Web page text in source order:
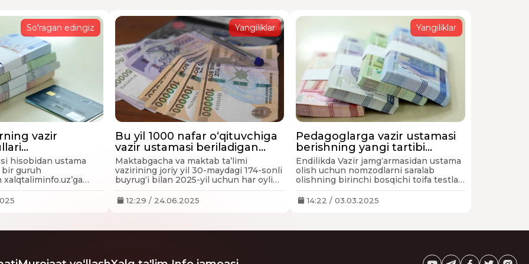
DIPRESSIYA STRESS KASALLIKLARINI O'ZLARIGA
taxrirlangan
kuni o'tkazilgan Vazir jamg'armasi uchun saralash
sifati va duzilishiga oid jiddiy e'trozim borligini
toliq oshilmagan, savollar murakkab tuzilgan,
Qaraqalpaqstan Respublikasinanda biologiya fanidan
oliy toyifali ustozlarmiz. Belgilangan vaqt
qolaman.
taxrirlangan
So'ragan edingiz
vazir
hisobidan ustama
guruh
xalqtaliminfo.uz’ga
Xalqtaliminfo.uz
Yangiliklar
Bu yil 1000 nafar o‘qituvchiga
vazir ustamasi beriladigan
bo‘ldi
Maktabgacha va maktab ta’limi
vazirining joriy yil 30-maydagi 174-sonli
buyrug‘i bilan 2025-yil uchun har oylik
ustama to‘lanadigan malakali pedagog
kadrlar ro‘yxati tasdiqlandi.
12:29 / 24.06.2025
Yangiliklar
Pedagoglarga vazir ustamasi
berishning yangi tartibi
tasdiqlandi
Endilikda Vazir jamgʻarmasidan ustama
olish uchun nomzodlarni saralab
olishning birinchi bosqichi toifa testlari
14:22 / 03.03.2025